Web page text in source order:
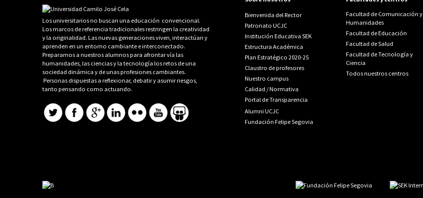
Los universitarios no buscan una educación convencional.
Los marcos de referencia tradicionales restringen la creatividad
y la originalidad. Las nuevas generaciones viven, interactúan y
aprenden en un entorno cambiante e interconectado.
Preparamos a nuestros alumnos para afrontar vía las
humanidades, las ciencias y la tecnología los retos de una
sociedad dinámica y de unas profesiones cambiantes.
Personas dispuestas a reflexionar, debatir y asumir riesgos,
tanto pensando como actuando.
Bienvenida del Rector
Patronato UCJC
Institución Educativa SEK
Estructura Académica
Plan Estratégico 2020-25
Claustro de profesores
Nuestro campus
Calidad /Normativa
Portal de Transparencia
Alumni UCJC
Fundación Felipe Segovia
Facultad de Comunicación y
Humanidades
Facultad de Educación
Facultad de Salud
Facultad de Tecnología y
Ciencia
Todos nuestros centros